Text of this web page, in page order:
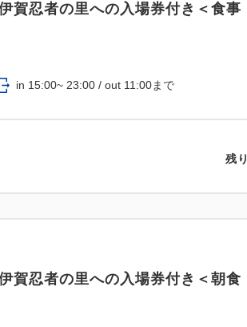
賀忍者の里への入場券付き＜食事
in 15:00~ 23:00 / out 11:00まで
残り
賀忍者の里への入場券付き＜朝食